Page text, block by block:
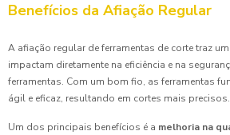
Benefícios da Afiação Regular
A afiação regular de ferramentas de corte traz
impactam diretamente na eficiência e na
ferramentas. Com um bom fio, as ferramentas
ágil e eficaz, resultando em cortes mais precisos.
Um dos principais benefícios é a melhoria na